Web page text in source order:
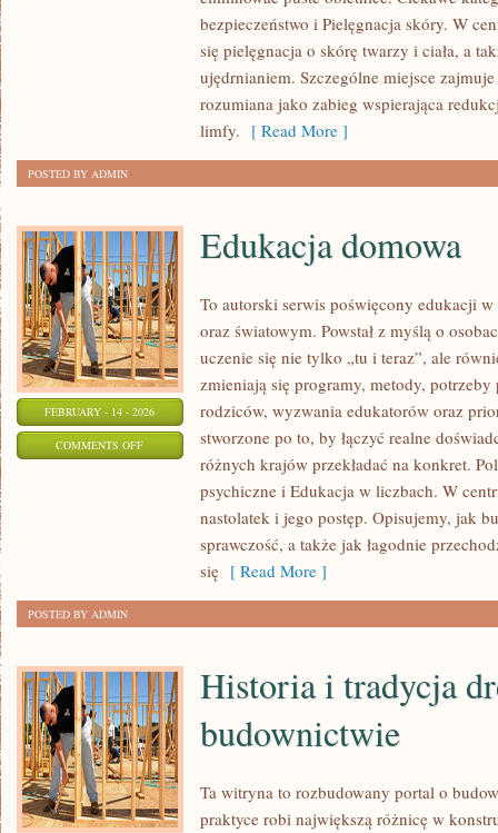
PIELĘGNACJA
bezpieczeństwo i Pielęgnacja skóry. W
się pielęgnacja o skórę twarzy i ciała, a
ujędrnianiem. Szczególne miejsce
rozumiana jako zabieg wspierająca
limfy. [ Read More ]
POSTED BY ADMIN
FEBRUARY - 14 - 2026
COMMENTS OFFON
Edukacja domowa
To autorski serwis poświęcony edukacji
oraz światowym. Powstał z myślą o
uczenie się nie tylko „tu i teraz”, ale
zmieniają się programy, metody,
rodziców, wyzwania edukatorów oraz
stworzone po to, by łączyć realne
różnych krajów przekładać na konkret.
psychiczne i Edukacja w liczbach. W
nastolatek i jego postęp. Opisujemy, jak
sprawczość, a także jak łagodnie
się [ Read More ]
POSTED BY ADMIN
Historia i tradycja
budownictwie
Ta witryna to rozbudowany portal o
praktyce robi największą różnicę w